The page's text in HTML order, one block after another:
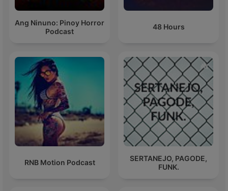
Ang Ninuno: Pinoy Horror
Podcast
48 Hours
RNB Motion Podcast
SERTANEJO, PAGODE,
FUNK.